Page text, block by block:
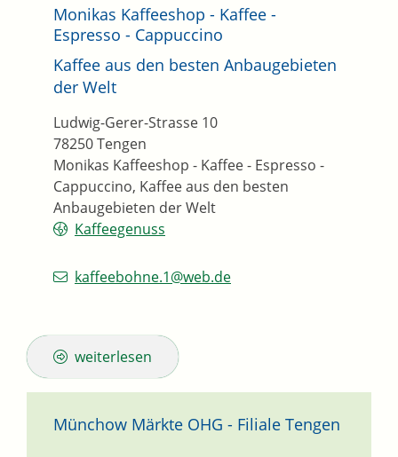
Monikas Kaffeeshop - Kaffee -
Espresso - Cappuccino
Kaffee aus den besten Anbaugebieten
der Welt
Monikas Kaffeeshop - Kaffee - Espresso -
Cappuccino, Kaffee aus den besten
Anbaugebieten der Welt
Ludwig-Gerer-Strasse 10
78250Tengen
Kaffeegenuss
kaffeebohne.1@web.de
weiterlesen
Münchow Märkte OHG - Filiale Tengen